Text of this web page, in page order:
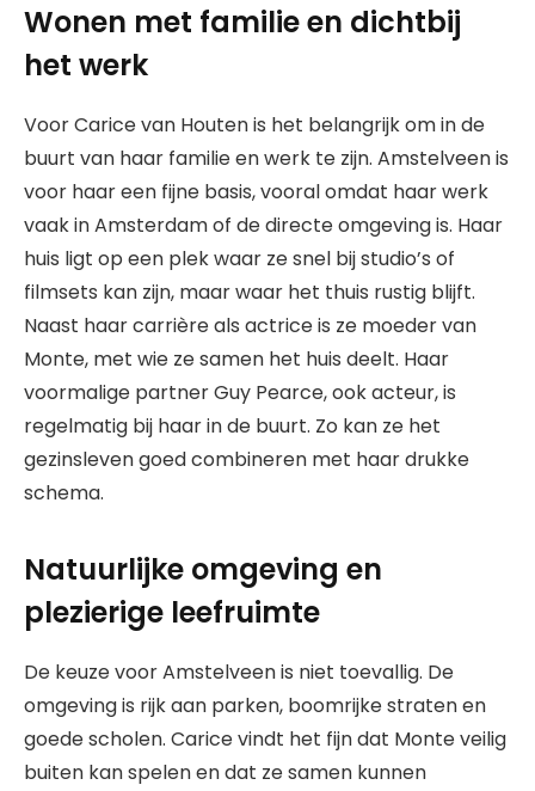
Wonen met familie en dichtbij
het werk
Voor Carice van Houten is het belangrijk om in de
buurt van haar familie en werk te zijn. Amstelveen is
voor haar een fijne basis, vooral omdat haar werk
vaak in Amsterdam of de directe omgeving is. Haar
huis ligt op een plek waar ze snel bij studio’s of
filmsets kan zijn, maar waar het thuis rustig blijft.
Naast haar carrière als actrice is ze moeder van
Monte, met wie ze samen het huis deelt. Haar
voormalige partner Guy Pearce, ook acteur, is
regelmatig bij haar in de buurt. Zo kan ze het
gezinsleven goed combineren met haar drukke
schema.
Natuurlijke omgeving en
plezierige leefruimte
De keuze voor Amstelveen is niet toevallig. De
omgeving is rijk aan parken, boomrijke straten en
goede scholen. Carice vindt het fijn dat Monte veilig
buiten kan spelen en dat ze samen kunnen